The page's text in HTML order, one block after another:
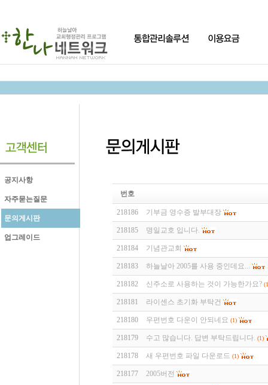
공지사항
자주묻는질문
문의게시판
업그레이드
번호
218186 기부금 영수증 발부대장
218185 명일교호 입니다.
218184 기념관교회
218183 하늘날아 2005를 사용 중인데요...
218182 신주소로 사용하는 것이 가능한가요?
218181 라이센스 초기화 부탁건
218180 우편번호 다운이 안되네요 (1)
218179 수고 많습니다. 답변 부탁드립니다. (1)
218178 새 우편번호 파일 다운로드 (1)
218177 2005버전